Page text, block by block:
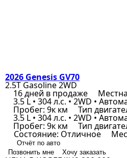
2026 Genesis GV70
2.5T Gasoline 2WD
16 дней в продаже
3.5 L • 304 л.с. • 2WD •
Пробег: 9к км Тип
3.5 L • 304 л.с. • 2WD •
Пробег: 9к км Тип
Состояние: Отличное
Отчёт по авто
Позвонить мне
Хочу заказать